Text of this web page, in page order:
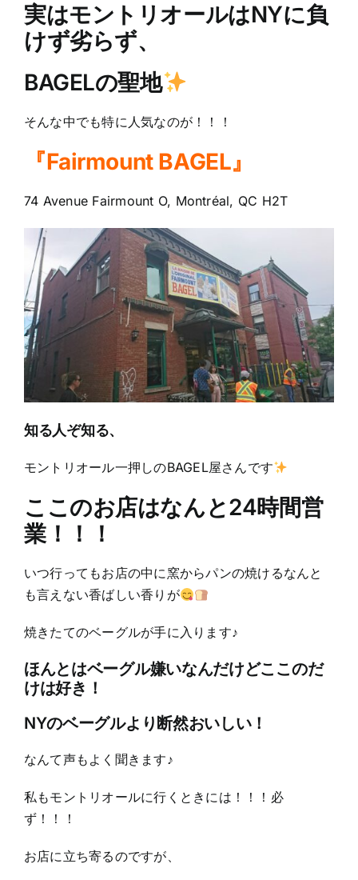
実はモントリオールはNYに負
けず劣らず、
BAGELの聖地
そんな中でも特に人気なのが！！！
『Fairmount BAGEL』
74 Avenue Fairmount O, Montréal, QC H2T
知る人ぞ知る、
モントリオール一押しのBAGEL屋さんです
ここのお店はなんと24時間営
業！！！
いつ行ってもお店の中に窯からパンの焼けるなんと
も言えない香ばしい香りが
焼きたてのベーグルが手に入ります♪
ほんとはベーグル嫌いなんだけどここのだ
けは好き！
NYのベーグルより断然おいしい！
なんて声もよく聞きます♪
私もモントリオールに行くときには！！！必
ず！！！
お店に立ち寄るのですが、